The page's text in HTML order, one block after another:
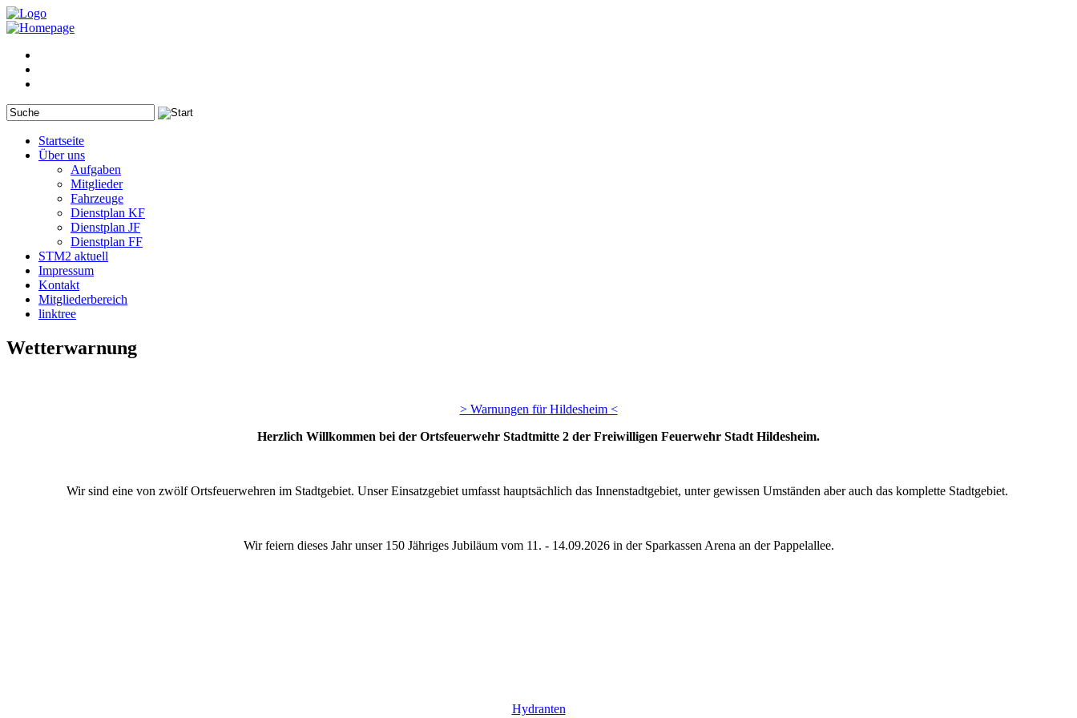
Startseite
Über uns
Aufgaben
Mitglieder
Fahrzeuge
Dienstplan KF
Dienstplan JF
Dienstplan FF
STM2 aktuell
Impressum
Kontakt
Mitgliederbereich
linktree
Wetterwarnung
> Warnungen für Hildesheim <
Herzlich Willkommen bei der Ortsfeuerwehr Stadtmitte 2 der Freiwilligen Feuerwehr Stadt Hildesheim.
Wir sind eine von zwölf Ortsfeuerwehren im Stadtgebiet. Unser Einsatzgebiet umfasst hauptsächlich das Innenstadtgebiet, unter gewissen Umständen aber auch das komplette Stadtgebiet.
Wir feiern dieses Jahr unser 150 Jähriges Jubiläum vom 11. - 14.09.2026 in der Sparkassen Arena an der Pappelallee.
Hydranten